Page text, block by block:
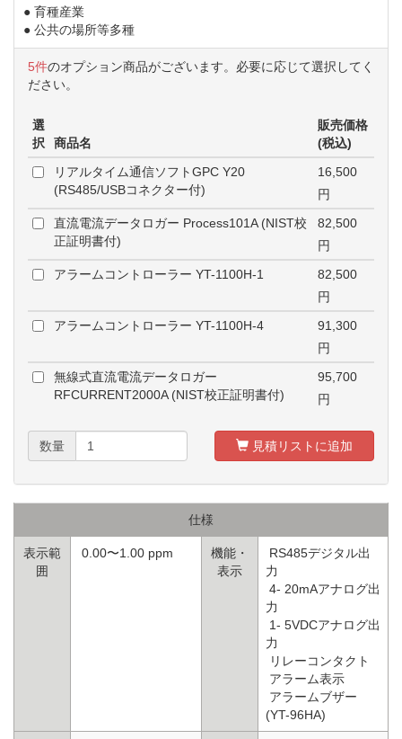
● 育種産業
● 公共の場所等多種
5件のオプション商品がございます。必要に応じて選択してく
ださい。
選
択
商品名
販売価格
(税込)
リアルタイム通信ソフトGPC Y20
(RS485/USBコネクター付)
16,500
円
直流電流データロガー Process101A (NIST校
正証明書付)
82,500
円
アラームコントローラー YT-1100H-1
82,500
円
アラームコントローラー YT-1100H-4
91,300
円
無線式直流電流データロガー
RFCURRENT2000A (NIST校正証明書付)
95,700
円
数量 見積リストに追加
仕様
表示範
囲
0.00〜1.00 ppm
機能・
表示
RS485デジタル出
力
4- 20mAアナログ出
力
1- 5VDCアナログ出
力
リレーコンタクト
アラーム表示
アラームブザー
(YT-96HA)